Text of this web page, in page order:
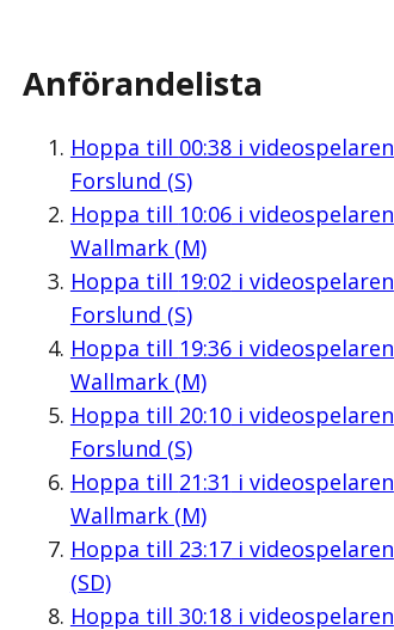
Anförandelista
Hoppa till 00:38i videospelaren
Forslund (S)
Hoppa till 10:06i videospelaren
Wallmark (M)
Hoppa till 19:02 i videospelaren
Forslund (S)
Hoppa till 19:36i videospelaren
Wallmark (M)
Hoppa till 20:10i videospelaren
Forslund (S)
Hoppa till 21:31 i videospelaren
Wallmark (M)
Hoppa till 23:17i videospelaren
(SD)
Hoppa till 30:18i videospelaren